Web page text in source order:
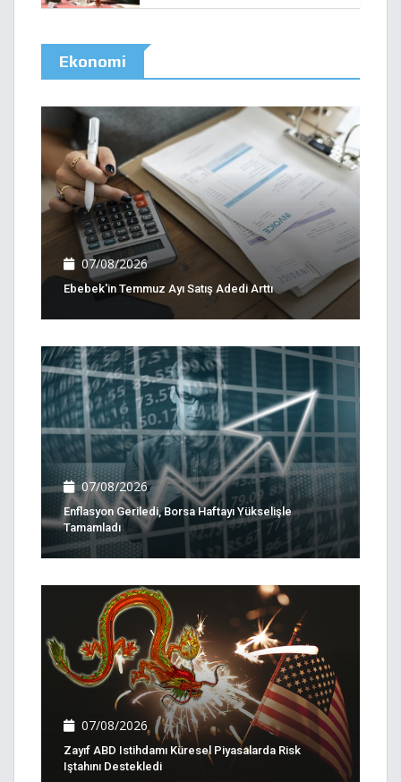
Ekonomi
07/08/2026
Ebebek'in Temmuz Ayı Satış Adedi Arttı
07/08/2026
Enflasyon Geriledi, Borsa Haftayı Yükselişle
Tamamladı
07/08/2026
Zayıf ABD Istihdamı Küresel Piyasalarda Risk
Iştahını Destekledi